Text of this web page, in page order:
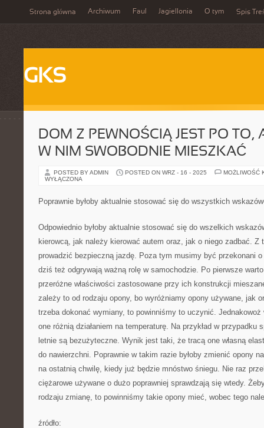
Strona główna Archiwum Faul Jagiellonia O tym Spis
GKS
DOM Z PEWNOŚCIĄ JEST PO TO,
W NIM SWOBODNIE MIESZKAĆ
POSTED BY ADMIN POSTED ON WRZ - 16 - 2025
MOŻLIWOŚĆ
WYŁĄCZONA
Poprawnie byłoby aktualnie stosować się do wszystkich
Odpowiednio byłoby aktualnie stosować się do wszelkich
kierowcą, jak należy kierować autem oraz, jak o niego zadbać. Z
prowadzić bezpieczną jazdę. Poza tym musimy być przekonani
dziś też odgrywają ważną rolę w samochodzie. Po pierwsze
przeróżne właściwości zastosowane przy ich konstrukcji
zależy to od rodzaju opony, bo wyróżniamy opony używane, jak
trzeba dokonać wymiany, to powinniśmy to uczynić.
one różnią działaniem na temperaturę. Na przykład w przypadku
letnie są bezużyteczne. Wynik jest taki, że tracą one własną
do nawierzchni. Poprawnie w takim razie byłoby zmienić opony
na ostatnią chwilę, kiedy już będzie mnóstwo śniegu. Nie raz
ciężarowe używane o dużo poprawniej sprawdzają się wtedy.
rodzaju zmianę, to powinniśmy takie opony mieć, wobec tego
źródło: